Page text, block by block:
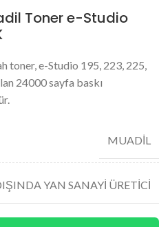
Toner e-Studio
toner, e-Studio 195, 223, 225,
24000 sayfa baskı
MUADİL
YAN SANAYİ ÜRETİCİ